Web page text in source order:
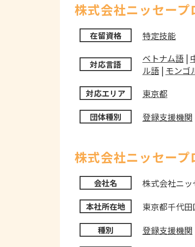
株式会社ニッセー
在留資格 特定技能
対応言語 ベトナム語|
ル語| モンゴ
対応エリア 東京都
団体種別 登録支援機関
株式会社ニッセー
会社名 株式会社ニ
本社所在地 東京都千代
種別 登録支援機関